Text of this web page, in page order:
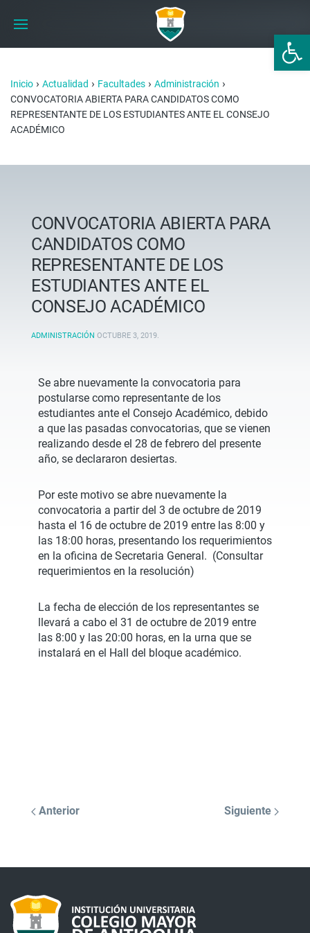
Abrir
Inicio › Actualidad › Facultades › Administración ›
CONVOCATORIA ABIERTA PARA CANDIDATOS COMO
REPRESENTANTE DE LOS ESTUDIANTES ANTE EL CONSEJO
ACADÉMICO
CONVOCATORIA ABIERTA PARA
CANDIDATOS COMO
REPRESENTANTE DE LOS
ESTUDIANTES ANTE EL
CONSEJO ACADÉMICO
ADMINISTRACIÓN OCTUBRE 3, 2019.
Se abre nuevamente la convocatoria para
postularse como representante de los
estudiantes ante el Consejo Académico, debido
a que las pasadas convocatorias, que se vienen
realizando desde el 28 de febrero del presente
año, se declararon desiertas.
Por este motivo se abre nuevamente la
convocatoria a partir del 3 de octubre de 2019
hasta el 16 de octubre de 2019 entre las 8:00 y
las 18:00 horas, presentando los requerimientos
en la oficina de Secretaria General. (Consultar
requerimientos en la resolución)
La fecha de elección de los representantes se
llevará a cabo el 31 de octubre de 2019 entre
las 8:00 y las 20:00 horas, en la urna que se
instalará en el Hall del bloque académico.
Anterior Siguiente